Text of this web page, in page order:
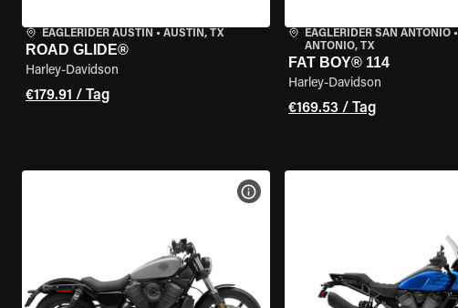
EAGLERIDER AUSTIN • AUSTIN, TX
ROAD GLIDE®
Harley-Davidson
€179.91 / Tag
EAGLERIDER SAN ANTONIO•
ANTONIO, TX
FAT BOY® 114
Harley-Davidson
€169.53 / Tag
MOTORRAD-DETAILS ANZEIGEN